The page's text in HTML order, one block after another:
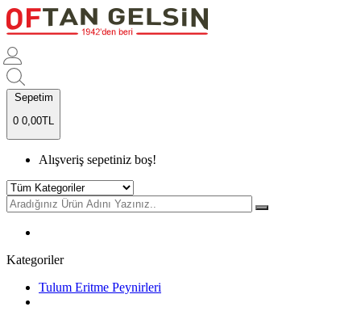
Sepetim
0 0,00TL
Alışveriş sepetiniz boş!
Kategoriler
Tulum Eritme Peynirleri